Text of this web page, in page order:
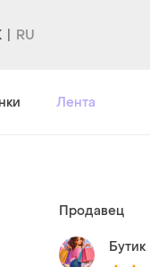
Лента
Продавец
Бутик